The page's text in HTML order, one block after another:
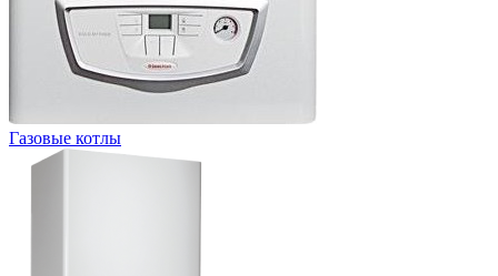
Газовые котлы